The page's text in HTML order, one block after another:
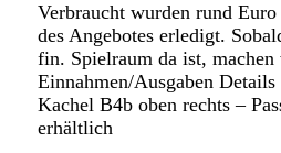
Verbraucht wurden rund
des Angebotes erledigt.
fin. Spielraum da ist,
Einnahmen/Ausgaben
Kachel B4b oben rechts –
erhältlich